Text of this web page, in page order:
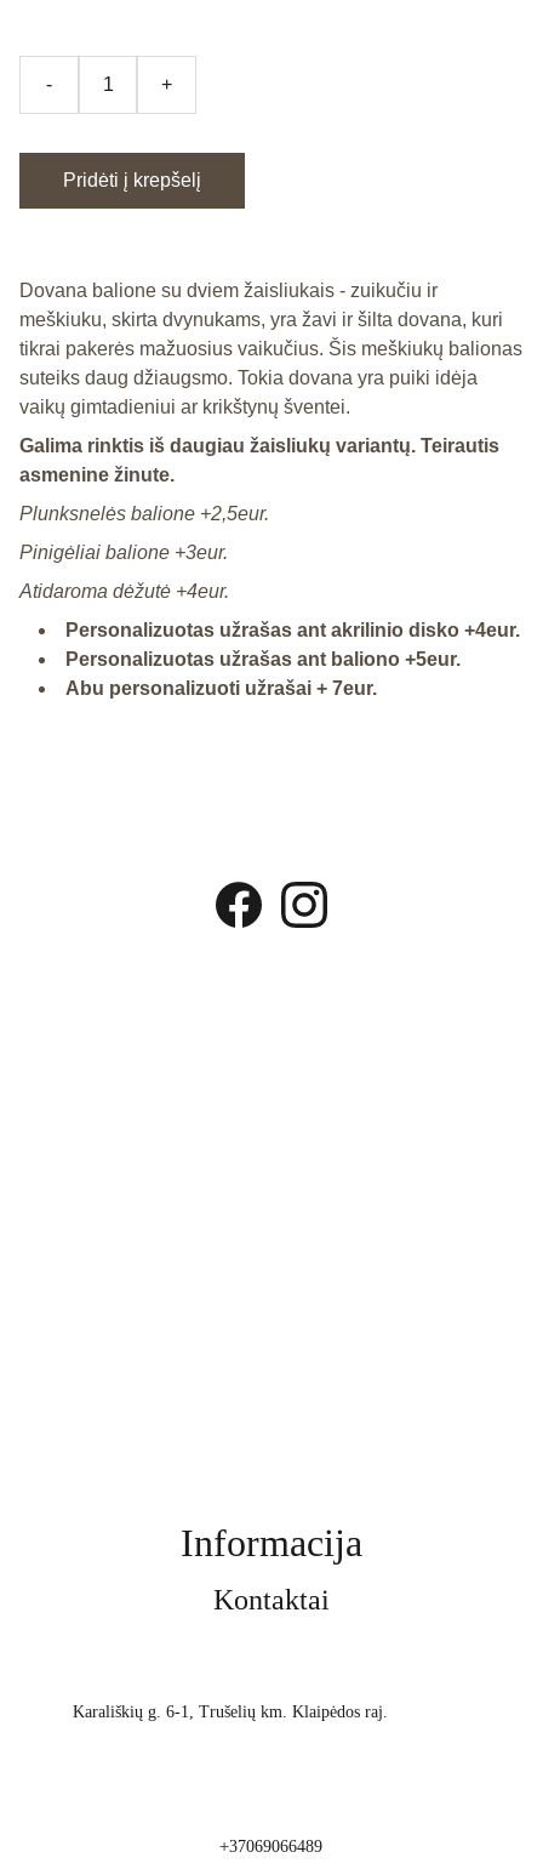
- +
Pridėti į krepšelį
Dovana balione su dviem žaisliukais - zuikučiu ir
meškiuku, skirta dvynukams, yra žavi ir šilta dovana, kuri
tikrai pakerės mažuosius vaikučius. Šis meškiukų balionas
suteiks daug džiaugsmo. Tokia dovana yra puiki idėja
vaikų gimtadieniui ar krikštynų šventei.
Galima rinktis iš daugiau žaisliukų variantų. Teirautis
asmenine žinute.
Plunksnelės balione +2,5eur.
Pinigėliai balione +3eur.
Atidaroma dėžutė +4eur.
Personalizuotas užrašas ant akrilinio disko +4eur.
Personalizuotas užrašas ant baliono +5eur.
Abu personalizuoti užrašai + 7eur.
Kontaktai
Karališkių g. 6-1, Trušelių km. Klaipėdos raj.
+37069066489
Informacija